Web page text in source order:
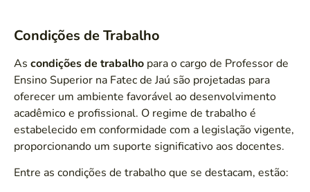
Condições de Trabalho
As condições de trabalho para o cargo de Professor de
Ensino Superior na Fatec de Jaú são projetadas para
oferecer um ambiente favorável ao desenvolvimento
acadêmico e profissional. O regime de trabalho é
estabelecido em conformidade com a legislação vigente,
proporcionando um suporte significativo aos docentes.
Entre as condições de trabalho que se destacam, estão: